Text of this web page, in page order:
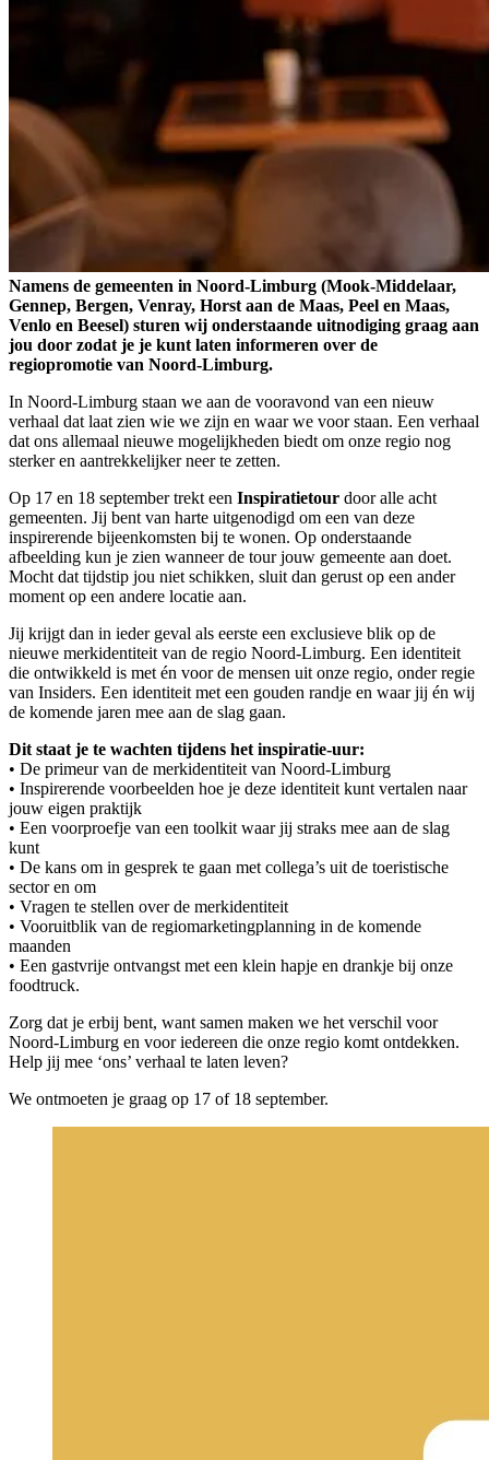
Namens de gemeenten in Noord-Limburg (Mook-Middelaar,
Gennep, Bergen, Venray, Horst aan de Maas, Peel en Maas,
Venlo en Beesel) sturen wij onderstaande uitnodiging graag aan
jou door zodat je je kunt laten informeren over de
regiopromotie van Noord-Limburg.
In Noord-Limburg staan we aan de vooravond van een nieuw
verhaal dat laat zien wie we zijn en waar we voor staan. Een verhaal
dat ons allemaal nieuwe mogelijkheden biedt om onze regio nog
sterker en aantrekkelijker neer te zetten.
Op 17 en 18 september trekt een Inspiratietour door alle acht
gemeenten. Jij bent van harte uitgenodigd om een van deze
inspirerende bijeenkomsten bij te wonen. Op onderstaande
afbeelding kun je zien wanneer de tour jouw gemeente aan doet.
Mocht dat tijdstip jou niet schikken, sluit dan gerust op een ander
moment op een andere locatie aan.
Jij krijgt dan in ieder geval als eerste een exclusieve blik op de
nieuwe merkidentiteit van de regio Noord-Limburg. Een identiteit
die ontwikkeld is met én voor de mensen uit onze regio, onder regie
van Insiders. Een identiteit met een gouden randje en waar jij én wij
de komende jaren mee aan de slag gaan.
Dit staat je te wachten tijdens het inspiratie-uur:
• De primeur van de merkidentiteit van Noord-Limburg
• Inspirerende voorbeelden hoe je deze identiteit kunt vertalen naar
jouw eigen praktijk
• Een voorproefje van een toolkit waar jij straks mee aan de slag
kunt
• De kans om in gesprek te gaan met collega’s uit de toeristische
sector en om
• Vragen te stellen over de merkidentiteit
• Vooruitblik van de regiomarketingplanning in de komende
maanden
• Een gastvrije ontvangst met een klein hapje en drankje bij onze
foodtruck.
Zorg dat je erbij bent, want samen maken we het verschil voor
Noord-Limburg en voor iedereen die onze regio komt ontdekken.
Help jij mee ‘ons’ verhaal te laten leven?
We ontmoeten je graag op 17 of 18 september.